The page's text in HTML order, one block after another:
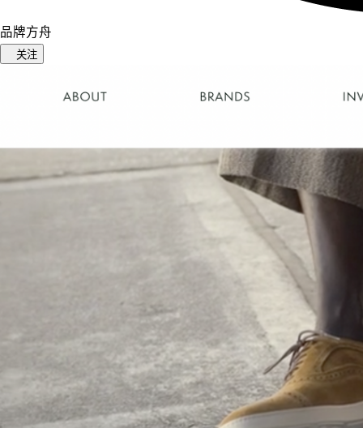
品牌方舟
关注